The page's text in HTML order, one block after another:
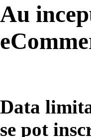
Au
Data
se pot